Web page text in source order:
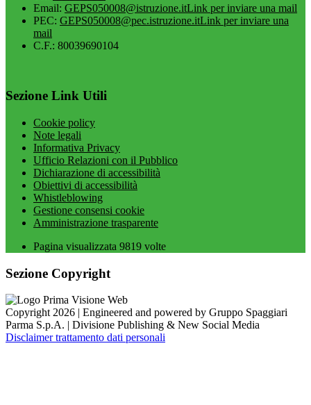
Email: GEPS050008@istruzione.itLink per inviare una mail
PEC: GEPS050008@pec.istruzione.itLink per inviare una
mail
C.F.: 80039690104
Sezione Link Utili
Cookie policy
Note legali
Informativa Privacy
Ufficio Relazioni con il Pubblico
Dichiarazione di accessibilità
Obiettivi di accessibilità
Whistleblowing
Gestione consensi cookie
Amministrazione trasparente
Pagina visualizzata 9819 volte
Sezione Copyright
Copyright 2026 | Engineered and powered by Gruppo Spaggiari
Parma S.p.A. | Divisione Publishing & New Social Media
Disclaimer trattamento dati personali